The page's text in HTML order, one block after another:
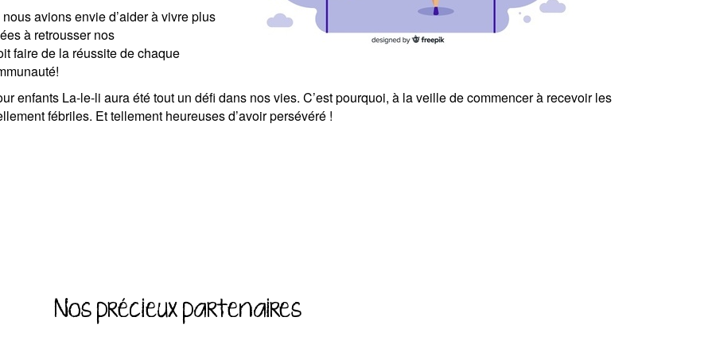
avions envie d’aider à vivre plus
à retrousser nos
faire de la réussite de chaque
enfants La-le-li aura été tout un défi dans nos vies. C’est pourquoi, à la veille de commencer à recevoir les
fébriles. Et tellement heureuses d’avoir persévéré !
Nos précieux partenaires